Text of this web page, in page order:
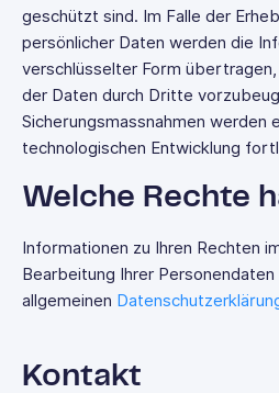
geschützt sind. Im Falle der
persönlicher Daten werden die
verschlüsselter Form
der Daten durch Dritte
Sicherungsmassnahmen werden
technologischen Entwicklung
Welche Rechte
Informationen zu Ihren Rechten
Bearbeitung Ihrer
allgemeinen
Kontakt